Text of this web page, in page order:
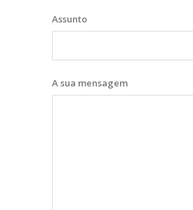
Assunto
A sua mensagem